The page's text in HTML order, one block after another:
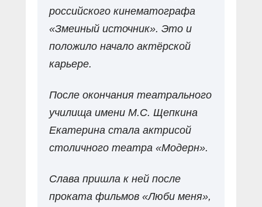
российского кинематографа
«Змеиный источник». Это и
положило начало актёрской
карьере.
После окончания театрального
училища имени М.С. Щепкина
Екатерина стала актрисой
столичного театра «Модерн».
Слава пришла к ней после
проката фильмов «Люби меня»,